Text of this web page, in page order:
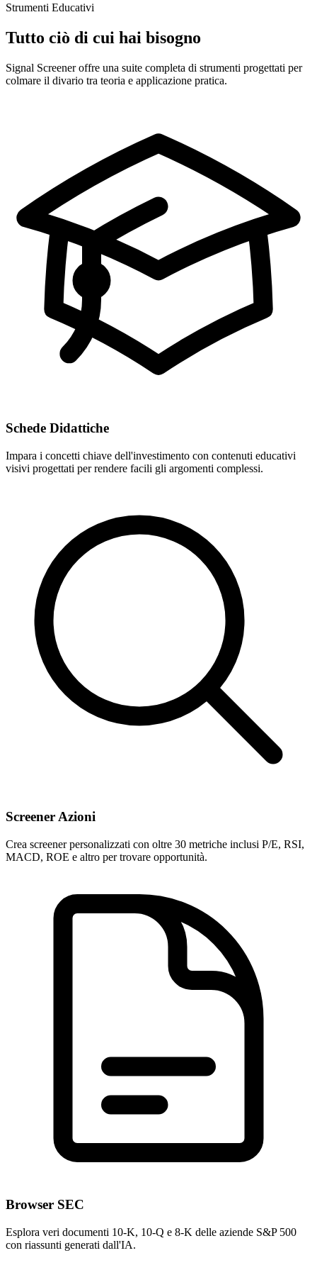
Strumenti Educativi
Tutto ciò di cui hai bisogno
Signal Screener offre una suite completa di strumenti progettati per
colmare il divario tra teoria e applicazione pratica.
Schede Didattiche
Impara i concetti chiave dell'investimento con contenuti educativi
visivi progettati per rendere facili gli argomenti complessi.
Screener Azioni
Crea screener personalizzati con oltre 30 metriche inclusi P/E, RSI,
MACD, ROE e altro per trovare opportunità.
Browser SEC
Esplora veri documenti 10-K, 10-Q e 8-K delle aziende S&P 500
con riassunti generati dall'IA.